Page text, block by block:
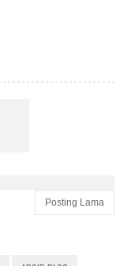
Posting Lama